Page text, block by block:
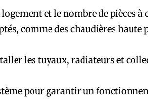
et le nombre de pièces à
comme des chaudières haute
les tuyaux, radiateurs et
pour garantir un